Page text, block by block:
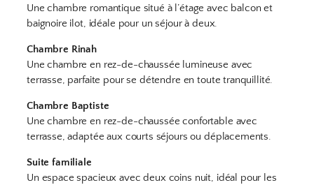
Une chambre romantique situé à l’étage avec balcon et
baignoire ilot, idéale pour un séjour à deux.
Chambre Rinah
Une chambre en rez-de-chaussée lumineuse avec
terrasse, parfaite pour se détendre en toute tranquillité.
Chambre Baptiste
Une chambre en rez-de-chaussée confortable avec
terrasse, adaptée aux courts séjours ou déplacements.
Suite familiale
Un espace spacieux avec deux coins nuit, idéal pour les